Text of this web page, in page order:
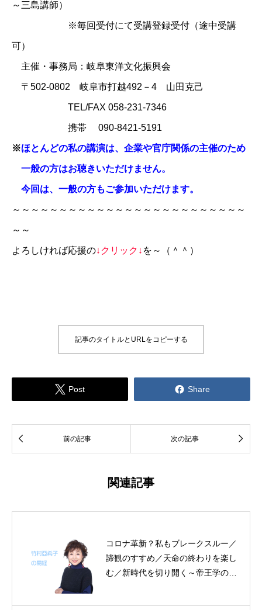
～三島講師）
※毎回受付にて受講登録受付（途中受講
可）
主催・事務局： 岐阜東洋文化振興会
〒502-0802 岐阜市打越492－4 山田克己
TEL/FAX 058-231-7346
携帯 090-8421-5191
※ほとんどの私の講演は、企業や官庁関係の主催のため
一般の方はお聴きいただけません。
今回は、一般の方もご参加いただけます。
～～～～～～～～～～～～～～～～～～～～～～～～～
～～
よろしければ応援の↓クリック↓ を～（＾＾）
記事のタイトルとURLをコピーする
 Post  Share
 前の記事 次の記事 
関連記事
コロナ革新？私もブレークスルー／
諦観のすすめ／天命の終わりを楽し
む／新時代を切り開く～帝王学の書